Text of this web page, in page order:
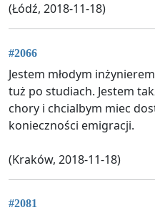
(Łódź, 2018-11-18)
#2066
Jestem młodym
tuż po studiach. Jestem
chory i chcialbym miec
konieczności emigracji.
(Kraków, 2018-11-18)
#2081